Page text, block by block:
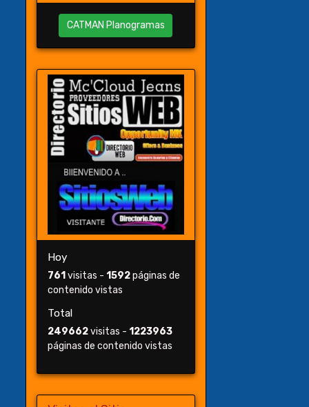
CATMAN Planogramas
Hoy
761 visitas -1592páginas de
contenido vistas
Total
249662visitas -1223963
páginas de contenido vistas